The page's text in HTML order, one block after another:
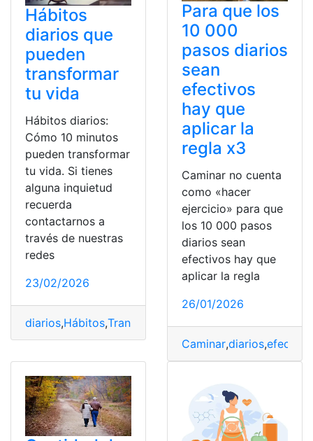
Hábitos
diarios que
pueden
transformar
tu vida
Hábitos diarios:
Cómo 10 minutos
pueden transformar
tu vida. Si tienes
alguna inquietud
recuerda
contactarnos a
través de nuestras
redes
23/02/2026
diarios,Hábitos,Transformar
Para que los
10 000
pasos diarios
sean
efectivos
hay que
aplicar la
regla x3
Caminar no cuenta
como «hacer
ejercicio» para que
los 10 000 pasos
diarios sean
efectivos hay que
aplicar la regla
26/01/2026
Caminar,diarios,